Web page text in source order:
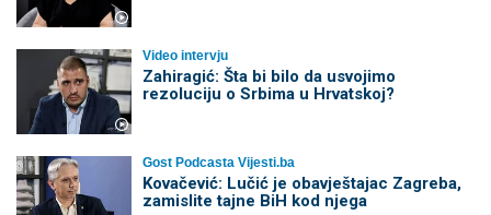
Video intervju
Zahiragić: Šta bi bilo da usvojimo
rezoluciju o Srbima u Hrvatskoj?
Gost Podcasta Vijesti.ba
Kovačević: Lučić je obavještajac Zagreba,
zamislite tajne BiH kod njega